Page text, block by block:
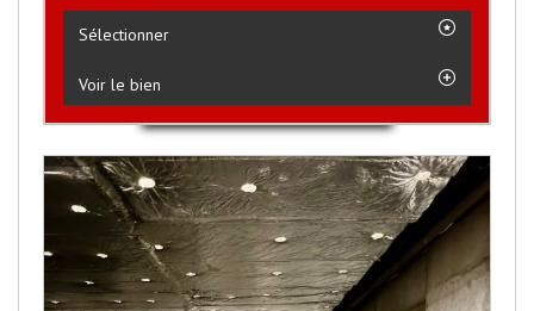
Sélectionner
Voir le bien